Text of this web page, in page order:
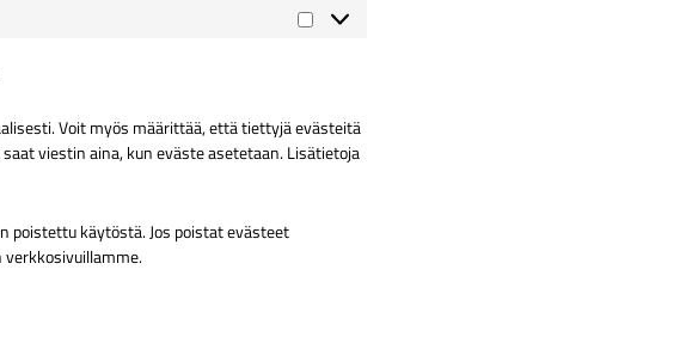
Markkinointi
Voit myös määrittää, että tiettyjä evästeitä
viestin aina, kun eväste asetetaan. Lisätietoja
poistettu käytöstä. Jos poistat evästeet
verkkosivuillamme.